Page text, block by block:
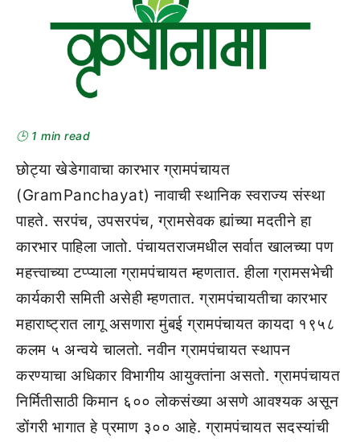
🕒 1 min read
छोट्या खेडेगावाचा कारभार ग्रामपंचायत
(GramPanchayat) नावाची स्थानिक स्वराज्य संस्था
पाहते. सरपंच, उपसरपंच, ग्रामसेवक ह्यांच्या मदतीने हा
कारभार पाहिला जातो. पंचायतराजमधील सर्वात खालच्या पण
महत्त्वाच्या टप्प्याला ग्रामपंचायत म्हणतात. हीला ग्रामसभेची
कार्यकारी समिती असेही म्हणतात. ग्रामपंचायतीचा कारभार
महाराष्ट्रात लागू असणारा मुंबई ग्रामपंचायत कायदा १९५८
कलम ५ अन्वये चालतो. नवीन ग्रामपंचायत स्थापन
करण्याचा अधिकार विभागीय आयुक्तांना असतो. ग्रामपंचायत
निर्मितीसाठी किमान ६०० लोकसंख्या असणे आवश्यक असून
डोंगरी भागात हे प्रमाण ३०० आहे. ग्रामपंचायत सदस्यांची